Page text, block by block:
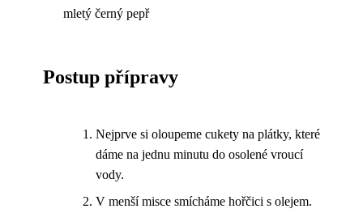
mletý černý pepř
Postup přípravy
Nejprve si oloupeme cukety na plátky, které
dáme na jednu minutu do osolené vroucí
vody.
V menší misce smícháme hořčici s olejem.